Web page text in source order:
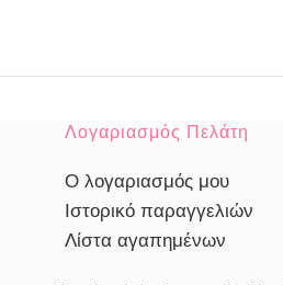
Λογαριασμός Πελάτη
Ο λογαριασμός μου
Ιστορικό παραγγελιών
Λίστα αγαπημένων